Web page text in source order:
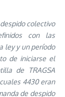
despido colectivo
con las
ley y un período
de iniciarse el
de TRAGSA
4430 eran
de despido